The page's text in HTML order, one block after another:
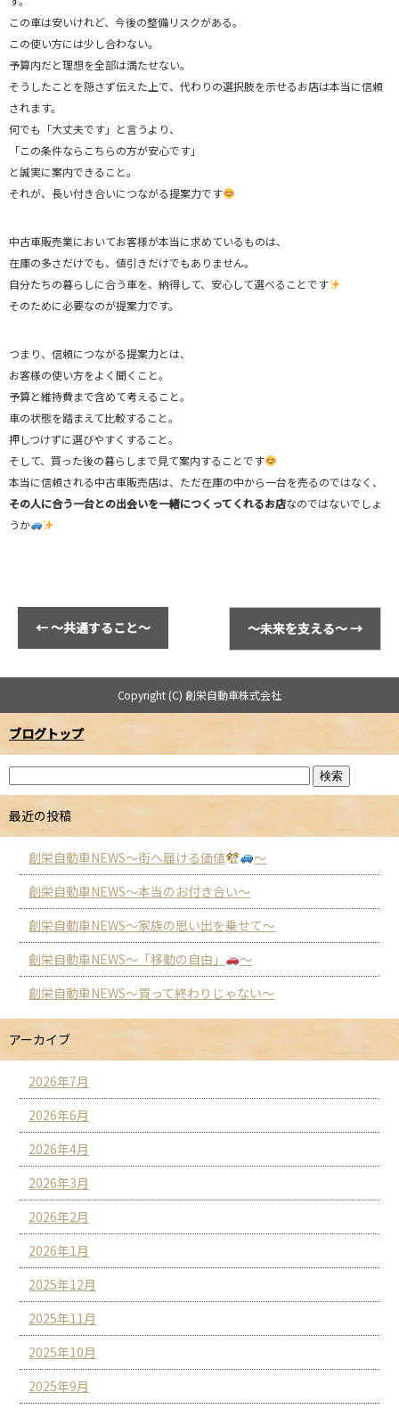
この車は安いけれど、今後の整備リスクがある。
この使い方には少し合わない。
予算内だと理想を全部は満たせない。
そうしたことを隠さず伝えた上で、代わりの選択肢を示せるお店は本当に信頼
されます。
何でも「大丈夫です」と言うより、
「この条件ならこちらの方が安心です」
と誠実に案内できること。
それが、長い付き合いにつながる提案力です
中古車販売業においてお客様が本当に求めているものは、
在庫の多さだけでも、値引きだけでもありません。
自分たちの暮らしに合う車を、納得して、安心して選べることです
そのために必要なのが提案力です。
つまり、信頼につながる提案力とは、
お客様の使い方をよく聞くこと。
予算と維持費まで含めて考えること。
車の状態を踏まえて比較すること。
押しつけずに選びやすくすること。
そして、買った後の暮らしまで見て案内することです
本当に信頼される中古車販売店は、ただ在庫の中から一台を売るのではなく、
その人に合う一台との出会いを一緒につくってくれるお店なのではないでしょ
うか
←～共通すること～ ～未来を支える～→
Copyright (C) 創栄自動車株式会社
ブログトップ
最近の投稿
創栄自動車NEWS～街へ届ける価値
～
創栄自動車NEWS～本当のお付き合い～
創栄自動車NEWS～家族の思い出を乗せて～
創栄自動車NEWS～「移動の自由」
～
創栄自動車NEWS～買って終わりじゃない～
アーカイブ
2026年7月
2026年6月
2026年4月
2026年3月
2026年2月
2026年1月
2025年12月
2025年11月
2025年10月
2025年9月